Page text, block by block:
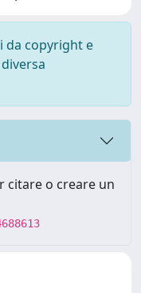
da copyright e
citare o creare un